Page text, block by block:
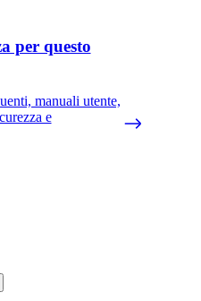
per questo
manuali utente,
e
e sono conformi
in stelle da parte degli